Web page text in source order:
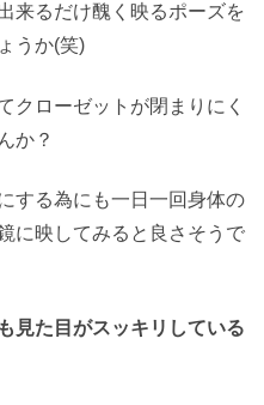
来るだけ醜く映るポーズを
うか(笑)
クローゼットが閉まりにく
か？
する為にも一日一回身体の
に映してみると良さそうで
見た目がスッキリしている